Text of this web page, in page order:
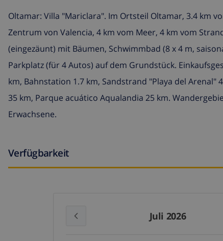
Oltamar: Villa "Mariclara". Im Ortsteil Oltamar, 3.4 km
Zentrum von Valencia, 4 km vom Meer, 4 km vom
(eingezäunt) mit Bäumen, Schwimmbad (8 x 4 m,
Parkplatz (für 4 Autos) auf dem Grundstück.
km, Bahnstation 1.7 km, Sandstrand "Playa del
35 km, Parque acuático Aqualandia 25 km.
Erwachsene.
Verfügbarkeit
Juli 2026